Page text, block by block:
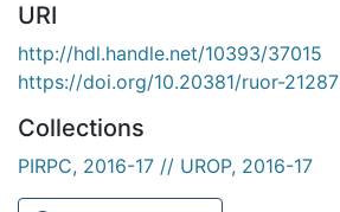
URI
http://hdl.handle.net/10393/37015
https://doi.org/10.20381/ruor-21287
Collections
PIRPC, 2016-17 // UROP, 2016-17